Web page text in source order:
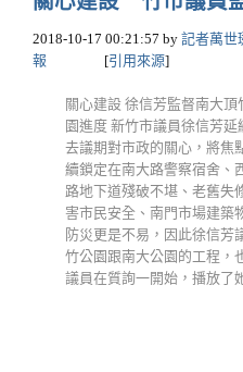
2018-10-17 00:21:57 by 記者萬世
報
[引用來源]
關心建設 徐信芳監督南大頂
園進度 新竹市議員徐信芳延
去議期對市政的關心，將焦
續鎖定在南大路警察宿舍、
路地下道殘破不堪、老舊失
害市民安全、南門市場建築
防災更是不易，因此徐信芳
竹公園跟南大公園的工程，
議員在質詢一開始，播放了